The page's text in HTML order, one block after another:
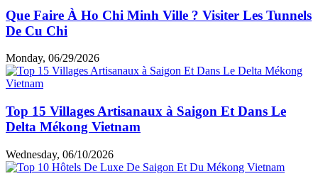
Choses à faire & à voir
Cuisine & café
Loisirs et shopping
Informations utiles
Expériences des clients
Articles similaires